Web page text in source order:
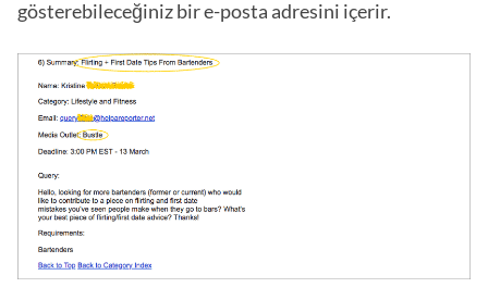
gösterebileceğiniz bir e-posta adresini içerir.